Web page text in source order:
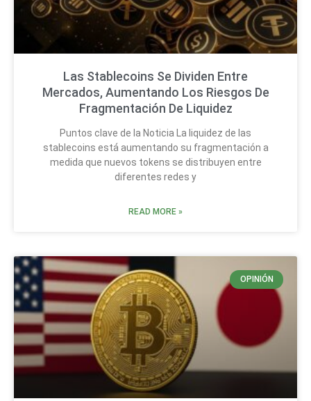
Las Stablecoins Se Dividen Entre
Mercados, Aumentando Los Riesgos De
Fragmentación De Liquidez
Puntos clave de la Noticia La liquidez de las
stablecoins está aumentando su fragmentación a
medida que nuevos tokens se distribuyen entre
diferentes redes y
READ MORE »
OPINIÓN